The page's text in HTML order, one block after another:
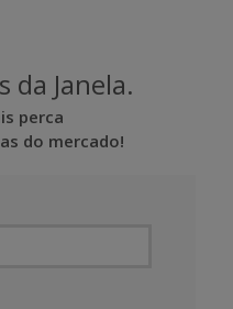
da Janela.
perca
do mercado!